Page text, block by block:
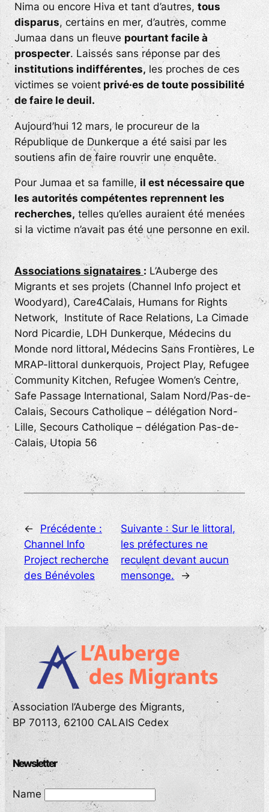
Nima ou encore Hiva et tant d’autres, tous
disparus, certains en mer, d’autres, comme
Jumaa dans un fleuvepourtant facile à
prospecter. Laissés sans réponse par des
institutions indifférentes, les proches de ces
victimes se voient privé·es de toute possibilité
de faire le deuil.
Aujourd’hui 12 mars, le procureur de la
République de Dunkerque a été saisi par les
soutiens afin de faire rouvrir une enquête.
Pour Jumaa et sa famille, il est nécessaire que
les autorités compétentes reprennent les
recherches,telles qu’elles auraient été menées
si la victime n’avait pas été une personne en exil.
Associations signataires : L’Auberge des
Migrants et ses projets (Channel Info project et
Woodyard), Care4Calais, Humans for Rights
Network, Institute of Race Relations, La Cimade
Nord Picardie, LDH Dunkerque, Médecins du
Monde nord littoral, Médecins Sans Frontières, Le
MRAP-littoral dunkerquois, Project Play, Refugee
Community Kitchen, Refugee Women’s Centre,
Safe Passage International, Salam Nord/Pas-de-
Calais, Secours Catholique – délégation Nord-
Lille, Secours Catholique – délégation Pas-de-
Calais, Utopia 56
←
Précédente :
Channel Info
Project recherche
des Bénévoles
Suivante : Sur le littoral,
les préfectures ne
reculent devant aucun
mensonge.
→
Association l’Auberge des Migrants,
BP 70113, 62100 CALAIS Cedex
Newsletter
Name